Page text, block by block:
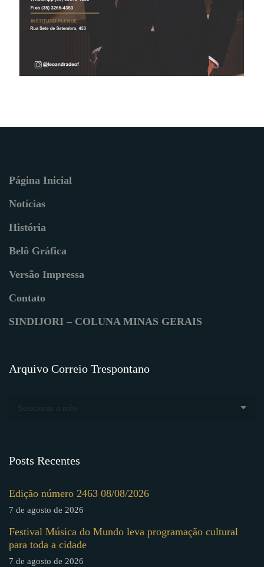
Página Inicial
Notícias
História
Belô Gráfica
Versão Impressa
Contato
SINDIJORI – COLUNA MINAS GERAIS
Arquivo Correio Trespontano
Selecionar o mês
Posts Recentes
Edição número 2463 08/08/2026
7 de agosto de 2026
Festival Música do Mundo leva programação cultural
para toda a cidade
7 de agosto de 2026